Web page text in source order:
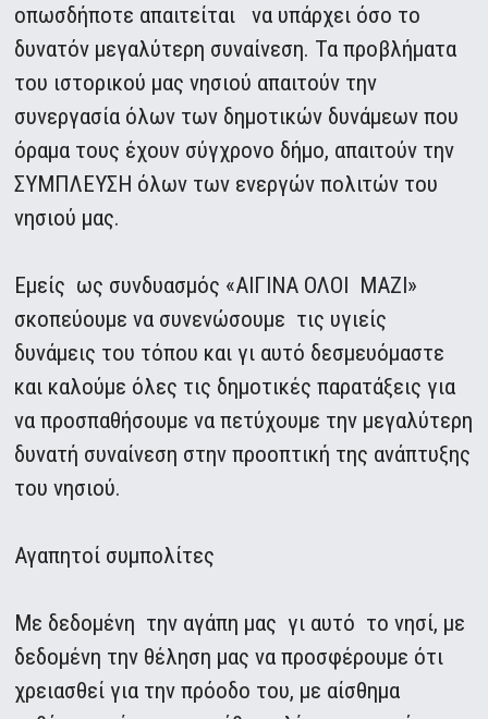
οπωσδήποτε απαιτείται να υπάρχει όσο το
δυνατόν μεγαλύτερη συναίνεση. Τα προβλήματα
του ιστορικού μας νησιού απαιτούν την
συνεργασία όλων των δημοτικών δυνάμεων που
όραμα τους έχουν σύγχρονο δήμο, απαιτούν την
ΣΥΜΠΛΕΥΣΗ όλων των ενεργών πολιτών του
νησιού μας.
Εμείς ως συνδυασμός «ΑΙΓΙΝΑ ΟΛΟΙ ΜΑΖΙ»
σκοπεύουμε να συνενώσουμε τις υγιείς
δυνάμεις του τόπου και γι αυτό δεσμευόμαστε
και καλούμε όλες τις δημοτικές παρατάξεις για
να προσπαθήσουμε να πετύχουμε την μεγαλύτερη
δυνατή συναίνεση στην προοπτική της ανάπτυξης
του νησιού.
Αγαπητοί συμπολίτες
Με δεδομένη την αγάπη μας γι αυτό το νησί, με
δεδομένη την θέληση μας να προσφέρουμε ότι
χρειασθεί για την πρόοδο του, με αίσθημα